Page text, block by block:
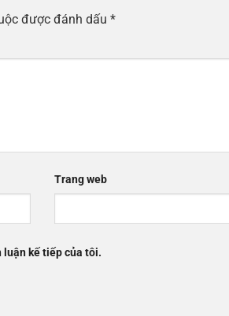
được đánh dấu *
Trang web
luận kế tiếp của tôi.